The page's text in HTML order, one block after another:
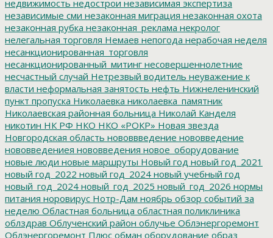
недвижимость недострои независимая экспертиза
независимые сми незаконная миграция незаконная охота
незаконная рубка незаконная_реклама некролог
нелегальная торговля Немаев непогода нерабочая неделя
несанкционированная_торговля
несанкционированный_митинг несовершеннолетние
несчастный случай Нетрезвый водитель неуважение к
власти неформальная занятость нефть Нижнеленинский
пункт пропуска Николаевка николаевка_памятник
Николаевская районная больница Николай Канделя
никотин НК РФ НКО НКО «РОКР» Новая звезда
Новгородская область нововвведение нововведение
нововведениея нововведения новое_оборудование
новые люди новые маршруты Новый год новый год_2021
новый год_2022 новый год_2024 новый учебный год
новый_год_2024 новый_год_2025 новый_год_2026 нормы
питания норовирус Нотр-Дам ноябрь обзор событий за
неделю Областная больница областная поликлиника
облздрав Облученский район облучье Облэнергоремонт
Облэнергоремонт Плюс обман оборудование образ